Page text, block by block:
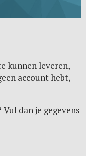
kunnen leveren,
account hebt,
dan je gegevens